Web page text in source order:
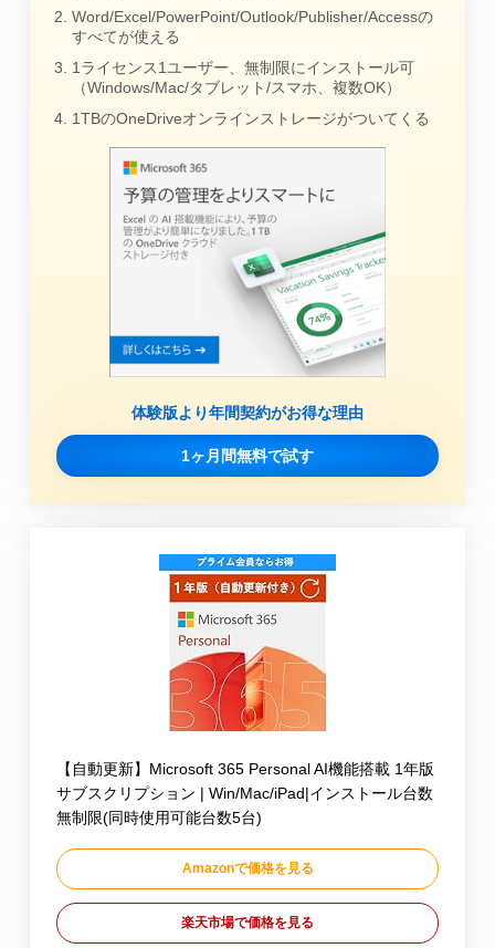
Word/Excel/PowerPoint/Outlook/Publisher/Accessの
すべてが使える
1ライセンス1ユーザー、無制限にインストール可
（Windows/Mac/タブレット/スマホ、複数OK）
1TBのOneDriveオンラインストレージがついてくる
体験版より年間契約がお得な理由
1ヶ月間無料で試す
【自動更新】Microsoft 365 Personal AI機能搭載 1年版
サブスクリプション | Win/Mac/iPad|インストール台数
無制限(同時使用可能台数5台)
Amazonで価格を見る
楽天市場で価格を見る